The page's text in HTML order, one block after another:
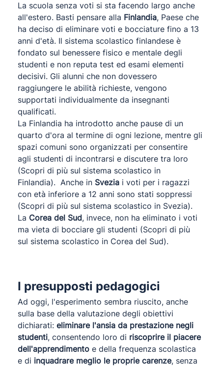
La scuola senza voti si sta facendo largo anche
all'estero. Basti pensare alla Finlandia, Paese che
ha deciso di eliminare voti e bocciature fino a 13
anni d'età. Il sistema scolastico finlandese è
fondato sul benessere fisico e mentale degli
studenti e non reputa test ed esami elementi
decisivi. Gli alunni che non dovessero
raggiungere le abilità richieste, vengono
supportati individualmente da insegnanti
qualificati.
La Finlandia ha introdotto anche pause di un
quarto d'ora al termine di ogni lezione, mentre gli
spazi comuni sono organizzati per consentire
agli studenti di incontrarsi e discutere tra loro
(Scopri di più sul sistema scolastico in
Finlandia). Anche in Svezia i voti per i ragazzi
con età inferiore a 12 anni sono stati soppressi
(Scopri di più sul sistema scolastico in Svezia).
La Corea del Sud, invece, non ha eliminato i voti
ma vieta di bocciare gli studenti (Scopri di più
sul sistema scolastico in Corea del Sud).
I presupposti pedagogici
Ad oggi, l'esperimento sembra riuscito, anche
sulla base della valutazione degli obiettivi
dichiarati: eliminare l'ansia da prestazione negli
studenti, consentendo loro di riscoprire il piacere
dell'apprendimento e della frequenza scolastica
e di inquadrare meglio le proprie carenze, senza